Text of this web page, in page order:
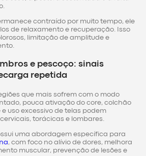
contraído por muito tempo, ele
de relaxamento e recuperação. Isso
limitação de amplitude e
e pescoço: sinais
repetida
que mais sofrem com o modo
pouca ativação do core, colchão
uso excessivo de telas podem
torácicas e lombares.
uma abordagem específica para
, com foco no alívio de dores, melhora
muscular, prevenção de lesões e